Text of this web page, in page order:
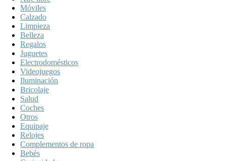
Móviles
Calzado
Limpieza
Belleza
Regalos
Juguetes
Electrodomésticos
Videojuegos
Iluminación
Bricolaje
Salud
Coches
Otros
Equipaje
Relojes
Complementos de ropa
Bebés